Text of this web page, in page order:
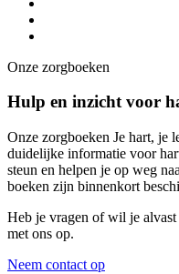
Onze zorgboeken
Hulp en inzicht voor
Onze zorgboeken Je hart, je
duidelijke informatie voor
steun en helpen je op weg
boeken zijn binnenkort
Heb je vragen of wil je alvast
met ons op.
Neem contact op